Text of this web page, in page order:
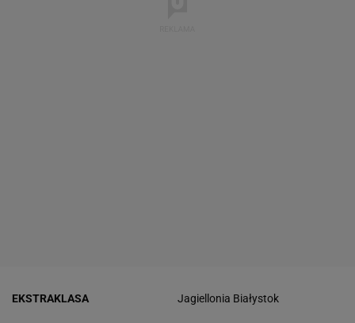
EKSTRAKLASA Jagiellonia Białystok